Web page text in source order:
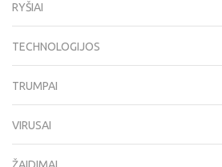
RYŠIAI
TECHNOLOGIJOS
TRUMPAI
VIRUSAI